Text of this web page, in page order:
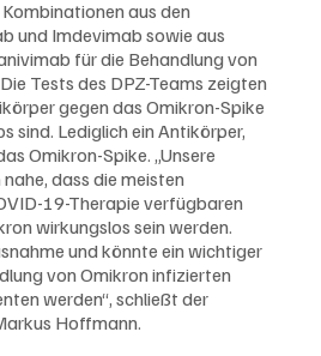
aus den
und Imdevimab sowie aus
für die Behandlung von
Tests des DPZ-Teams zeigten
gegen das Omikron-Spike
sind. Lediglich ein Antikörper,
Omikron-Spike. „Unsere
dass die meisten
19-Therapie verfügbaren
wirkungslos sein werden.
und könnte ein wichtiger
von Omikron infizierten
werden“, schließt der
Hoffmann.